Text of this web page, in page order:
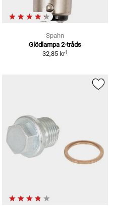
Spahn
Glödlampa 2-tråds
32,85 kr1